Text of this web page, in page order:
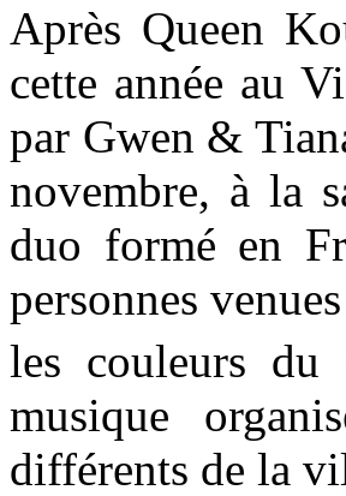
Après Queen
cette année au
par Gwen &
novembre, à la
duo formé en
personnes
les couleurs
musique
différents de la